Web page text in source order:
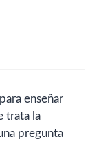
enseñar
trata la
pregunta